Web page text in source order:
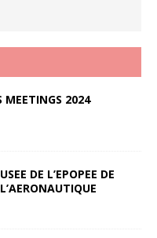
MEETINGS 2024
DE L’EPOPEE DE